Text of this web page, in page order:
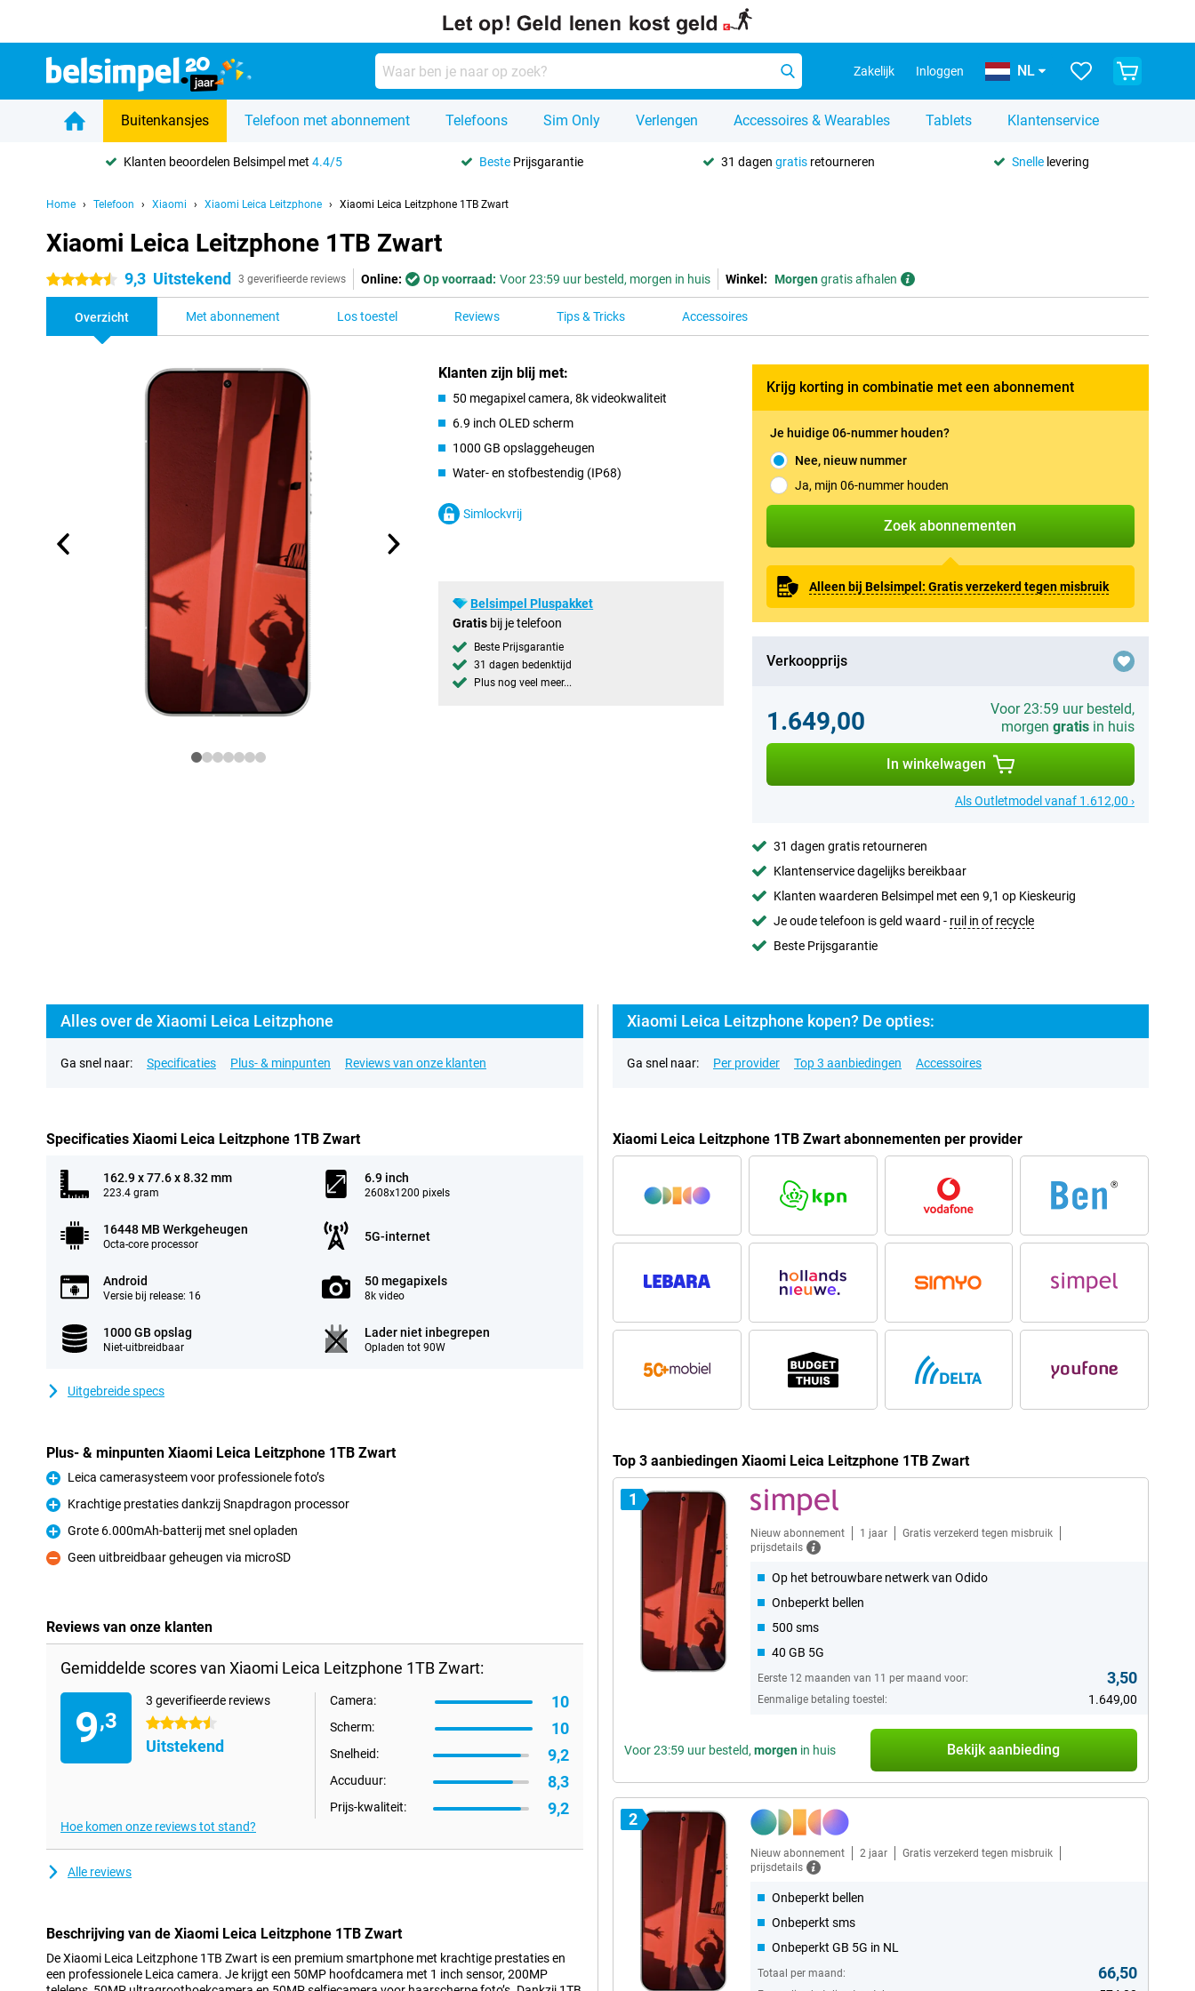
Zakelijk Inloggen NL
Buitenkansjes Telefoon met abonnement Telefoons Sim Only Verlengen Accessoires & Wearables Tablets Klantenservice
Klanten beoordelen Belsimpel met4.4/5 Beste Prijsgarantie 31 dagen gratisretourneren Snellelevering
Home Telefoon Xiaomi Xiaomi Leica Leitzphone Xiaomi Leica Leitzphone 1TB Zwart
Xiaomi Leica Leitzphone 1TB Zwart
4.5 sterren 9,3 Uitstekend 3 geverifieerde reviews Online: Op voorraad: Voor 23:59 uur besteld, morgen in huis Winkel: Morgengratis afhalen
Overzicht Met abonnement Los toestel Reviews Tips & Tricks Accessoires
Klanten zijn blij met:
50 megapixel camera, 8k videokwaliteit
6.9 inch OLED scherm
1000 GB opslaggeheugen
Water- en stofbestendig (IP68)
Simlockvrij
Belsimpel Pluspakket
Gratis bij je telefoon
Beste Prijsgarantie
31 dagen bedenktijd
Plus nog veel meer...
Krijg korting in combinatie met een abonnement
Je huidige 06-nummer houden?
Nee, nieuw nummer
Ja, mijn 06-nummer houden
Zoek abonnementen
Alleen bij Belsimpel: Gratis verzekerd tegen misbruik
Verkoopprijs
1.649,00
Voor 23:59 uur besteld,
morgen gratisin huis
In winkelwagen
Als Outletmodel vanaf 1.612,00 ›
31 dagen gratis retourneren
Klantenservice dagelijks bereikbaar
Klanten waarderen Belsimpel met een 9,1 op Kieskeurig
Je oude telefoon is geld waard - ruil in of recycle
Beste Prijsgarantie
Alles over de Xiaomi Leica Leitzphone
Ga snel naar: Specificaties Plus- & minpunten Reviews van onze klanten
Specificaties Xiaomi Leica Leitzphone 1TB Zwart
162.9 x 77.6 x 8.32 mm
223.4 gram
6.9 inch
2608x1200 pixels
16448 MB Werkgeheugen
Octa-core processor
5G-internet
Android
Versie bij release: 16
50 megapixels
8k video
1000 GB opslag
Niet-uitbreidbaar
Lader niet inbegrepen
Opladen tot 90W
Uitgebreide specs
Plus- & minpunten Xiaomi Leica Leitzphone 1TB Zwart
Pluspunt
Leica camerasysteem voor professionele foto’s
Pluspunt
Krachtige prestaties dankzij Snapdragon processor
Pluspunt
Grote 6.000mAh-batterij met snel opladen
Minpunt
Geen uitbreidbaar geheugen via microSD
Reviews van onze klanten
Gemiddelde scores van Xiaomi Leica Leitzphone 1TB Zwart:
9,3
3 geverifieerde reviews
4.5 sterren
Uitstekend
Camera: 10
Scherm: 10
Snelheid: 9,2
Accuduur: 8,3
Prijs-kwaliteit: 9,2
Hoe komen onze reviews tot stand?
Alle reviews
Beschrijving van de Xiaomi Leica Leitzphone 1TB Zwart
De Xiaomi Leica Leitzphone 1TB Zwart is een premium smartphone met krachtige prestaties en
een professionele Leica camera. Je krijgt een 50MP hoofdcamera met 1 inch sensor, 200MP
Xiaomi Leica Leitzphone kopen? De opties:
Ga snel naar: Per provider Top 3 aanbiedingen Accessoires
Xiaomi Leica Leitzphone 1TB Zwart abonnementen per provider
Top 3 aanbiedingen Xiaomi Leica Leitzphone 1TB Zwart
1
Nieuw abonnement 1 jaar
Gratis verzekerd tegen misbruik
prijsdetails
Op het betrouwbare netwerk van Odido
Onbeperkt bellen
500 sms
40 GB 5G
Eerste 12 maanden van 11 per maand voor: 3,50
Eenmalige betaling toestel: 1.649,00
Voor 23:59 uur besteld, morgen in huis Bekijk aanbieding
2
Nieuw abonnement 2 jaar
Gratis verzekerd tegen misbruik
prijsdetails
Onbeperkt bellen
Onbeperkt sms
Onbeperkt GB 5G in NL
Totaal per maand: 66,50